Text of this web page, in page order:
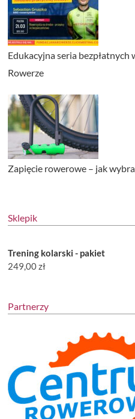
Edukacyjna seria
Rowerze
Zapięcie rowerowe – jak
Sklepik
Trening kolarski - pakiet
249,00zł
Partnerzy